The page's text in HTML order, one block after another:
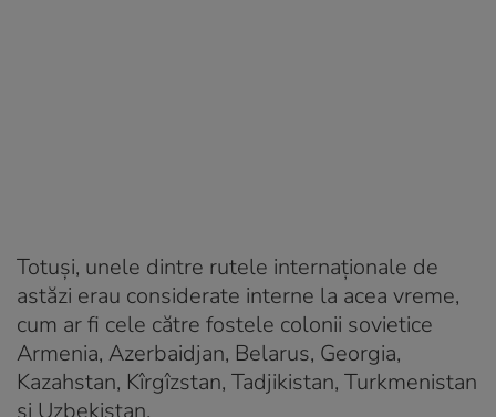
Totuși, unele dintre rutele internaționale de
astăzi erau considerate interne la acea vreme,
cum ar fi cele către fostele colonii sovietice
Armenia, Azerbaidjan, Belarus, Georgia,
Kazahstan, Kîrgîzstan, Tadjikistan, Turkmenistan
și Uzbekistan.